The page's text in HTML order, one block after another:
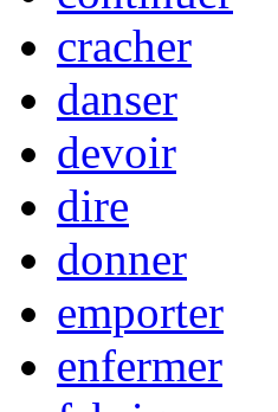
cracher
danser
devoir
dire
donner
emporter
enfermer